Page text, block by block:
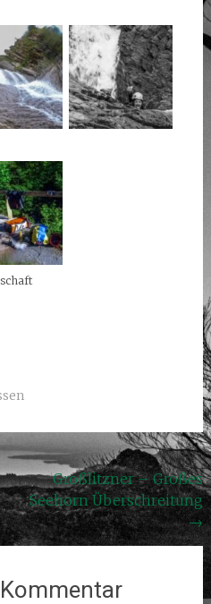
Großlitzner – Großes
Seehorn Überschreitung
→